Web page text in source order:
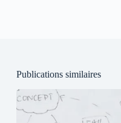
Publications similaires